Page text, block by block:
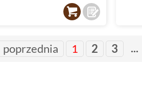
poprzednia 1 2 3 ...